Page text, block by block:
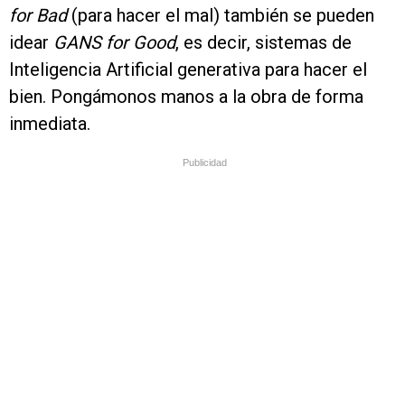
for Bad(para hacer el mal) también se pueden
idear GANS for Good, es decir, sistemas de
Inteligencia Artificial generativa para hacer el
bien. Pongámonos manos a la obra de forma
inmediata.
Publicidad